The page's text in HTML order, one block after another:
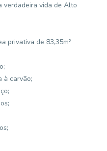
verdadeira vida de Alto
privativa de 83,35m²
à carvão;